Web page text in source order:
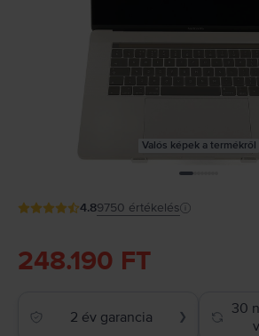
Valós képek a termékről
4.89750 értékelés
248.190 FT
2 év garancia ❯
30